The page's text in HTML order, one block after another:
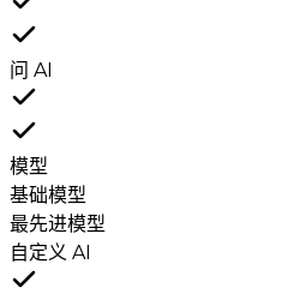
问 AI
模型
基础模型
最先进模型
自定义 AI